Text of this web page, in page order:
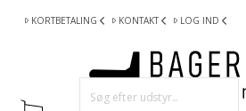
KORTBETALING KONTAKT LOG IND